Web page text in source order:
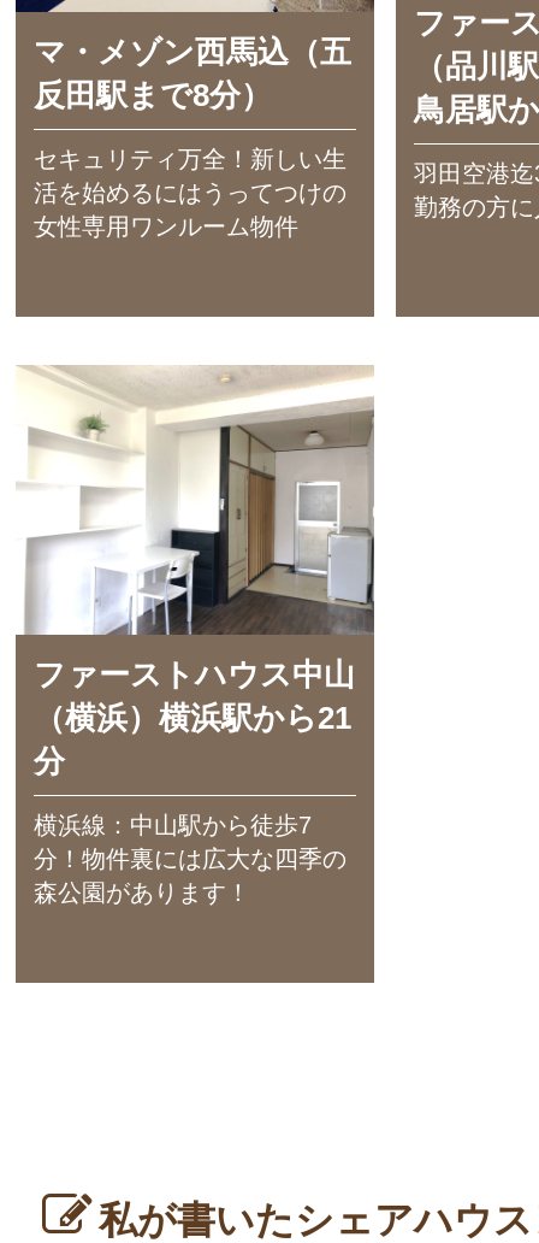
マ・メゾン西馬込（五
反田駅まで8分）
セキュリティ万全！新しい生
活を始めるにはうってつけの
女性専用ワンルーム物件
ファー
（品川
鳥居駅
羽田空港
勤務の方
ファーストハウス中山
（横浜）横浜駅から21
分
横浜線：中山駅から徒歩7
分！物件裏には広大な四季の
森公園があります！
私が書いたシェアハウ